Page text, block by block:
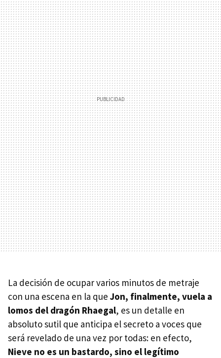
La decisión de ocupar varios minutos de metraje
con una escena en la que Jon, finalmente, vuela a
lomos del dragón Rhaegal, es un detalle en
absoluto sutil que anticipa el secreto a voces que
será revelado de una vez por todas: en efecto,
Nieve no es un bastardo, sino el legítimo